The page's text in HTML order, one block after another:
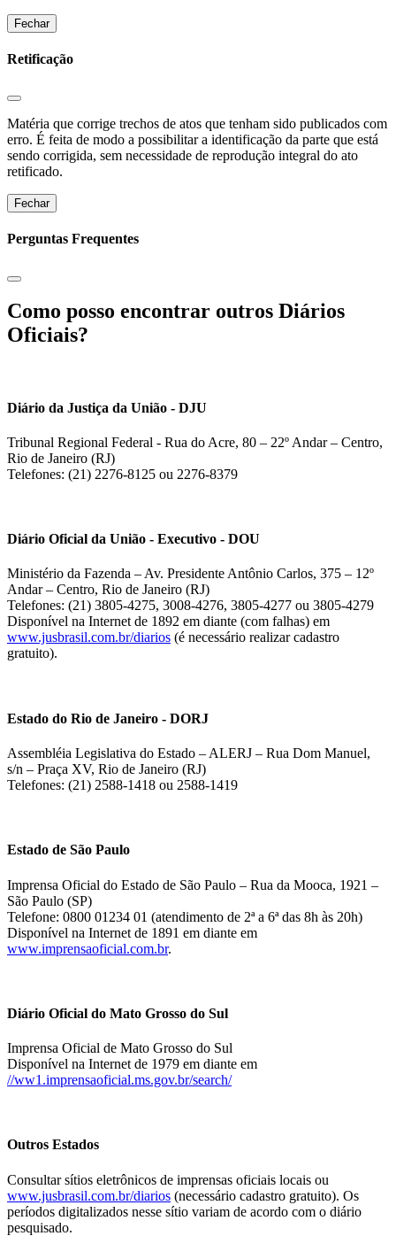
Fechar
Retificação
Matéria que corrige trechos de atos que tenham sido publicados com
erro. É feita de modo a possibilitar a identificação da parte que está
sendo corrigida, sem necessidade de reprodução integral do ato
retificado.
Fechar
Perguntas Frequentes
Como posso encontrar outros Diários
Oficiais?
Diário da Justiça da União - DJU
Tribunal Regional Federal - Rua do Acre, 80 – 22º Andar – Centro,
Rio de Janeiro (RJ)
Telefones: (21) 2276-8125 ou 2276-8379
Diário Oficial da União - Executivo - DOU
Ministério da Fazenda – Av. Presidente Antônio Carlos, 375 – 12º
Andar – Centro, Rio de Janeiro (RJ)
Telefones: (21) 3805-4275, 3008-4276, 3805-4277 ou 3805-4279
Disponível na Internet de 1892 em diante (com falhas) em
www.jusbrasil.com.br/diarios (é necessário realizar cadastro
gratuito).
Estado do Rio de Janeiro - DORJ
Assembléia Legislativa do Estado – ALERJ – Rua Dom Manuel,
s/n – Praça XV, Rio de Janeiro (RJ)
Telefones: (21) 2588-1418 ou 2588-1419
Estado de São Paulo
Imprensa Oficial do Estado de São Paulo – Rua da Mooca, 1921 –
São Paulo (SP)
Telefone: 0800 01234 01 (atendimento de 2ª a 6ª das 8h às 20h)
Disponível na Internet de 1891 em diante em
www.imprensaoficial.com.br.
Diário Oficial do Mato Grosso do Sul
Imprensa Oficial de Mato Grosso do Sul
Disponível na Internet de 1979 em diante em
//ww1.imprensaoficial.ms.gov.br/search/
Outros Estados
Consultar sítios eletrônicos de imprensas oficiais locais ou
www.jusbrasil.com.br/diarios (necessário cadastro gratuito). Os
períodos digitalizados nesse sítio variam de acordo com o diário
pesquisado.